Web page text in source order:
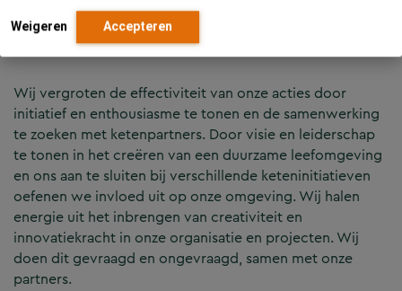
Weigeren Accepteren
ISO14001-Milieucertificaat en ondertekenden wij de
Green Deal Duurzaam GWW 2.0.
Wij vergroten de effectiviteit van onze acties door
initiatief en enthousiasme te tonen en de samenwerking
te zoeken met ketenpartners. Door visie en leiderschap
te tonen in het creëren van een duurzame leefomgeving
en ons aan te sluiten bij verschillende keteninitiatieven
oefenen we invloed uit op onze omgeving. Wij halen
energie uit het inbrengen van creativiteit en
innovatiekracht in onze organisatie en projecten. Wij
doen dit gevraagd en ongevraagd, samen met onze
partners.